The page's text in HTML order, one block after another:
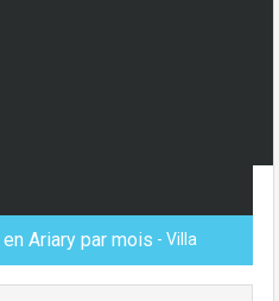
Ariary par mois - Villa